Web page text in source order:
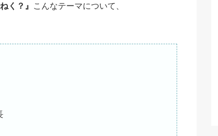
く？』 こんなテーマについて、